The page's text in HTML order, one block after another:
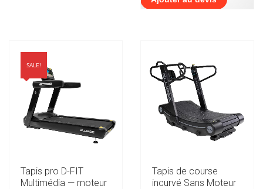
SALE!
Tapis pro D-FIT
Multimédia — moteur
Tapis de course
incurvé Sans Moteur